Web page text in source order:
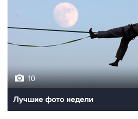
10
Лучшие фото недели